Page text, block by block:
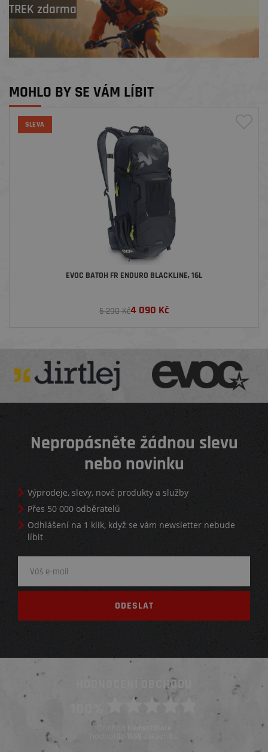
TREK zdarma
MOHLO BY SE VÁM LÍBIT
SLEVA
EVOC BATOH FR ENDURO BLACKLINE, 16L
5 290 Kč4 090 Kč
Nepropásněte žádnou slevu
nebo novinku
Výprodeje, slevy, nové produkty a služby
Přes 50 000 odběratelů
Odhlášení na 1 klik, když se vám newsletter nebude
líbit
HODNOCENÍ OBCHODU
Obchod ElementStore
hodnotilo